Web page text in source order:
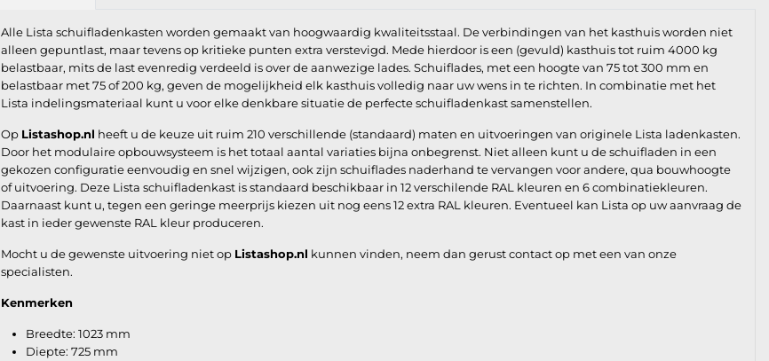
Alle Lista schuifladenkasten worden gemaakt van hoogwaardig kwaliteitsstaal. De verbindingen van het kasthuis worden niet
alleen gepuntlast, maar tevens op kritieke punten extra verstevigd. Mede hierdoor is een (gevuld) kasthuis tot ruim 4000 kg
belastbaar, mits de last evenredig verdeeld is over de aanwezige lades. Schuiflades, met een hoogte van 75 tot 300 mm en
belastbaar met 75 of 200 kg, geven de mogelijkheid elk kasthuis volledig naar uw wens in te richten. In combinatie met het
Lista indelingsmateriaal kunt u voor elke denkbare situatie de perfecte schuifladenkast samenstellen.
Op Listashop.nl heeft u de keuze uit ruim 210 verschillende (standaard) maten en uitvoeringen van originele Lista ladenkasten.
Door het modulaire opbouwsysteem is het totaal aantal variaties bijna onbegrenst. Niet alleen kunt u de schuifladen in een
gekozen configuratie eenvoudig en snel wijzigen, ook zijn schuiflades naderhand te vervangen voor andere, qua bouwhoogte
of uitvoering. Deze Lista schuifladenkast is standaard beschikbaar in 12 verschilende RAL kleuren en 6 combinatiekleuren.
Daarnaast kunt u, tegen een geringe meerprijs kiezen uit nog eens 12 extra RAL kleuren. Eventueel kan Lista op uw aanvraag de
kast in ieder gewenste RAL kleur produceren.
Mocht u de gewenste uitvoering niet op Listashop.nl kunnen vinden, neem dan gerust contact op met een van onze
specialisten.
Kenmerken
Breedte: 1023 mm
Diepte: 725 mm